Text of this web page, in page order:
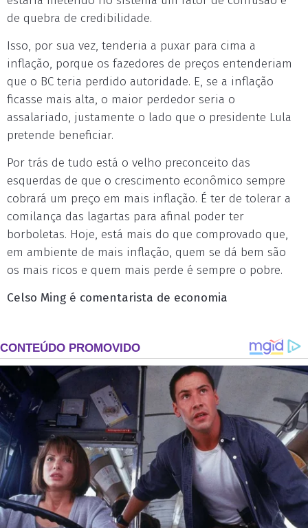
de quebra de credibilidade.
Isso, por sua vez, tenderia a puxar para cima a
inflação, porque os fazedores de preços entenderiam
que o BC teria perdido autoridade. E, se a inflação
ficasse mais alta, o maior perdedor seria o
assalariado, justamente o lado que o presidente Lula
pretende beneficiar.
Por trás de tudo está o velho preconceito das
esquerdas de que o crescimento econômico sempre
cobrará um preço em mais inflação. É ter de tolerar a
comilança das lagartas para afinal poder ter
borboletas. Hoje, está mais do que comprovado que,
em ambiente de mais inflação, quem se dá bem são
os mais ricos e quem mais perde é sempre o pobre.
Celso Ming é comentarista de economia